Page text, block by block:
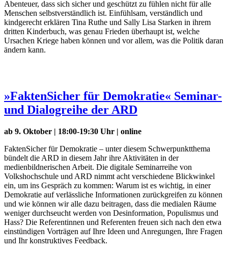
Abenteuer, dass sich sicher und geschützt zu fühlen nicht für alle
Menschen selbstverständlich ist. Einfühlsam, verständlich und
kindgerecht erklären Tina Ruthe und Sally Lisa Starken in ihrem
dritten Kinderbuch, was genau Frieden überhaupt ist, welche
Ursachen Kriege haben können und vor allem, was die Politik daran
ändern kann.
»FaktenSicher für Demokratie« Seminar-
und Dialogreihe der ARD
ab 9. Oktober | 18:00-19:30 Uhr | online
FaktenSicher für Demokratie – unter diesem Schwerpunktthema
bündelt die ARD in diesem Jahr ihre Aktivitäten in der
medienbildnerischen Arbeit. Die digitale Seminarreihe von
Volkshochschule und ARD nimmt acht verschiedene Blickwinkel
ein, um ins Gespräch zu kommen: Warum ist es wichtig, in einer
Demokratie auf verlässliche Informationen zurückgreifen zu können
und wie können wir alle dazu beitragen, dass die medialen Räume
weniger durchseucht werden von Desinformation, Populismus und
Hass? Die Referentinnen und Referenten freuen sich nach den etwa
einstündigen Vorträgen auf Ihre Ideen und Anregungen, Ihre Fragen
und Ihr konstruktives Feedback.